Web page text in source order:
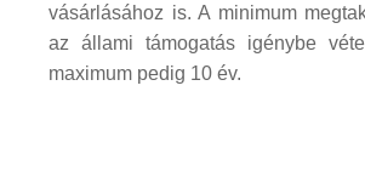
vásárlásához is. A minimum
az állami támogatás igénybe
maximum pedig 10 év.